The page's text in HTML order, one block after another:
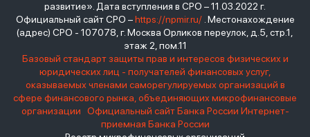
развитие». Дата вступления в СРО – 11.03.2022 г.
Официальный сайт СРО –https://npmir.ru/. Местонахождение
(адрес) СРО - 107078, г. Москва Орликов переулок, д.5, стр.1,
этаж 2, пом.11
Базовый стандарт защиты прав и интересов физических и
юридических лиц - получателей финансовых услуг,
оказываемых членами саморегулируемых организаций в
сфере финансового рынка, объединяющих микрофинансовые
организации
Официальный сайт Банка России Интернет-
приемная Банка России